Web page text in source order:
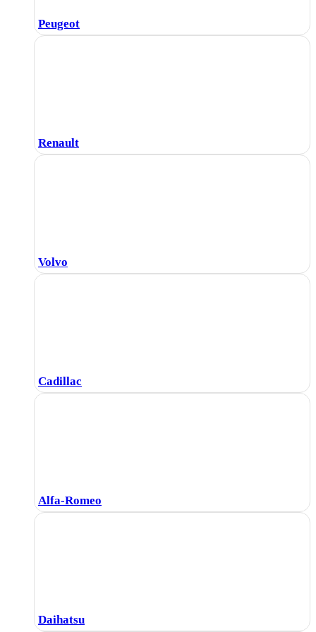
Peugeot
Renault
Volvo
Cadillac
Alfa-Romeo
Daihatsu